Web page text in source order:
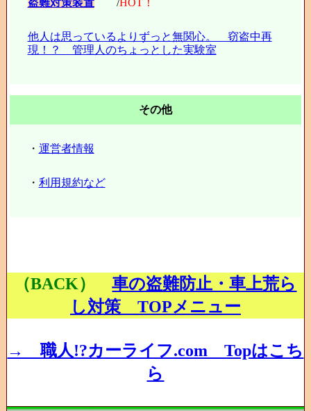
盗難対策装置/HOT！
他人は思っているよりずっと無関心。 窃盗中再
現！？ 管理人のちょっとした実験室
その他
・ 運営者情報
・ 利用規約など
（BACK）車の盗難防止・車上荒ら
し対策 TOPメニュー
→ 職人!?カーライフ.com Topはこち
ら